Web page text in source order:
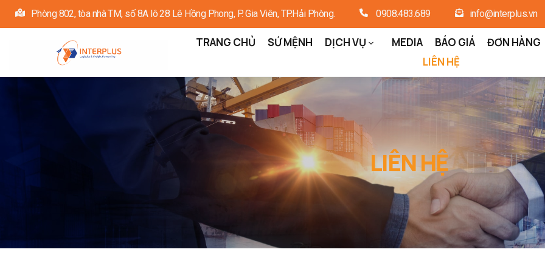
Nhảy
đến
Phòng 802, tòa nhà TM, số 8A lô 28 Lê Hồng Phong, P. Gia Viên, TP.Hải Phòng. 0908.483.689 info@interplus.vn
MainTRANG CHỦ SỨ MỆNH DỊCH VỤ MEDIA BÁO GIÁ ĐƠN HÀNG
LIÊN HỆ
LIÊN HỆ